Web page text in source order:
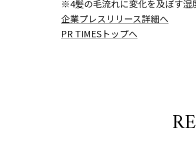
※4髪の毛流れに変化を及ぼす湿
企業プレスリリース詳細へ
PR TIMESトップへ